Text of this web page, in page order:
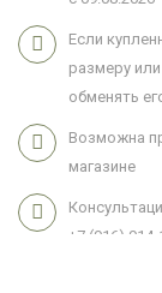
Если
размеру
обменять
Возможна
магазине
+7 (916)